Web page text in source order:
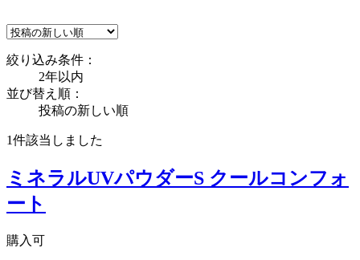
絞り込み条件：
2年以内
並び替え順：
投稿の新しい順
1件該当しました
ミネラルUVパウダーS クールコンフォ
ート
購入可